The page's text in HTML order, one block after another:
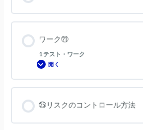
ワーク㉑
1 テスト・ワーク
開く
ワ
ク
㉑
㉕リスクのコントロール方法